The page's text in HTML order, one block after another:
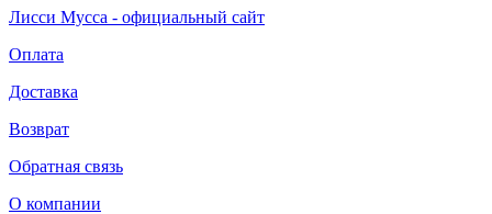
Лисси Мусса - официальный сайт
Оплата
Доставка
Возврат
Обратная связь
О компании